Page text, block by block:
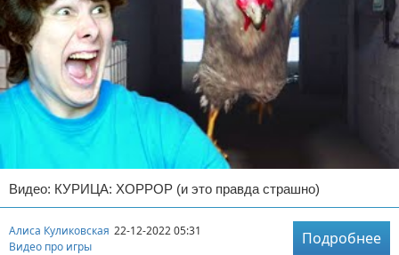
Видео: КУРИЦА: ХОРРОР (и это правда страшно)
Алиса Куликовская 22-12-2022 05:31
Видео про игры
Подробнее